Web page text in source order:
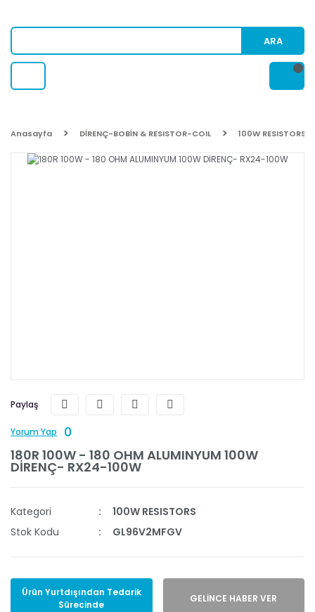
ARA
Anasayfa DİRENÇ-BOBİN & RESISTOR-COIL 100W RESISTORS
Paylaş
Yorum Yap
0
180R 100W - 180 OHM ALUMINYUM 100W
DİRENÇ- RX24-100W
Kategori
100W RESISTORS
Stok Kodu
GL96V2MFGV
Ürün Yurtdışından Tedarik
Sürecinde
GELİNCE HABER VER